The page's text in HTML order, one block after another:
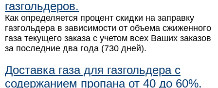
газгольдеров.
Как определяется процент скидки на заправку
газгольдера в зависимости от объема сжиженного
газа текущего заказа с учетом всех Ваших заказов
за последние два года (730 дней).
Доставка газа для газгольдера с
содержанием пропана от 40 до 60%.